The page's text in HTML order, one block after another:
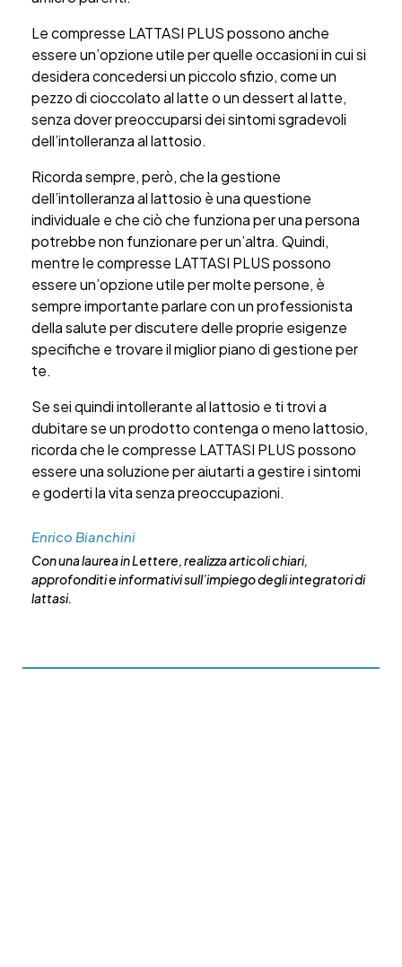
Le compresse LATTASI PLUS possono anche
essere un’opzione utile per quelle occasioni in cui si
desidera concedersi un piccolo sfizio, come un
pezzo di cioccolato al latte o un dessert al latte,
senza dover preoccuparsi dei sintomi sgradevoli
dell’intolleranza al lattosio.
Ricorda sempre, però, che la gestione
dell’intolleranza al lattosio è una questione
individuale e che ciò che funziona per una persona
potrebbe non funzionare per un’altra. Quindi,
mentre le compresse LATTASI PLUS possono
essere un’opzione utile per molte persone, è
sempre importante parlare con un professionista
della salute per discutere delle proprie esigenze
specifiche e trovare il miglior piano di gestione per
te.
Se sei quindi intollerante al lattosio e ti trovi a
dubitare se un prodotto contenga o meno lattosio,
ricorda che le compresse LATTASI PLUS possono
essere una soluzione per aiutarti a gestire i sintomi
e goderti la vita senza preoccupazioni.
Enrico Bianchini
Con una laurea in Lettere, realizza articoli chiari,
approfonditi e informativi sull’impiego degli integratori di
lattasi.